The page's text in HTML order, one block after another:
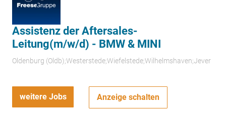
Assistenz der Aftersales-
Leitung(m/w/d) - BMW & MINI
Oldenburg (Oldb);Westerstede;Wiefelstede;Wilhelmshaven;Jever
weitere Jobs Anzeige schalten